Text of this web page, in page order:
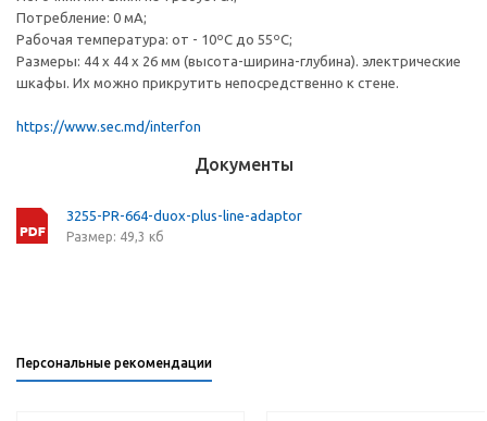
Потребление: 0 мА;
Рабочая температура: от - 10ºC до 55ºC;
Размеры: 44 x 44 x 26 мм (высота-ширина-глубина). электрические
шкафы. Их можно прикрутить непосредственно к стене.
https://www.sec.md/interfon
Документы
3255-PR-664-duox-plus-line-adaptor
Размер: 49,3 кб
Персональные рекомендации